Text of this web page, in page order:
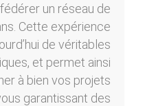
un réseau de
Cette expérience
de véritables
et permet ainsi
à bien vos projets
garantissant des